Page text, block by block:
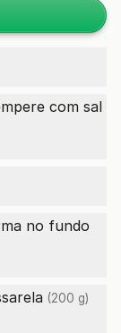
com sal
no fundo
(200 g)